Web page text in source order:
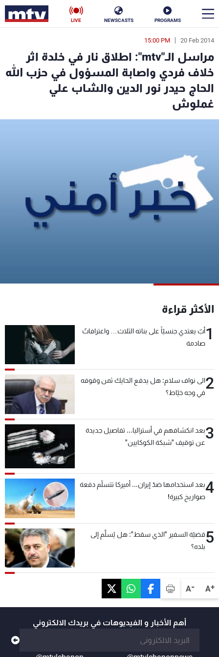
PROGRAMS
NEWSCASTS
LIVE
A+
A-
20 Feb 2014
15:00 PM
مراسل الـ"mtv": اطلاق نار في خلدة اثر
خلاف فردي واصابة المسؤول في حزب الله
الحاج حيدر نور الدين والشاب علي
غملوش
الأكثر قراءة
1أبٌ يعتدي جنسيّاً على بناته الثلاث… واعترافاتٌ
صادمة
2الى نواف سلام: هل يدفع الحايك ثمن وقوفه
في وجه خيّاط؟
3بعد انكشافهم في أستراليا... تفاصيل جديدة
عن توقيف "شبكة الكوكايين"
4بعد استخدامها ضدّ إيران... أميركا تتسلّم دفعة
صواريخ كبيرة!
5قضيّة السفير "الذي سقط": هل يُسلَّم إلى
بلده؟
أهم الأخبار و الفيديوهات في بريدك الالكتروني
en
الأخبار
سياسة ناس
إقتصاد
كأس العالم
البرامج
الإنـتـاج
تواصل معنا